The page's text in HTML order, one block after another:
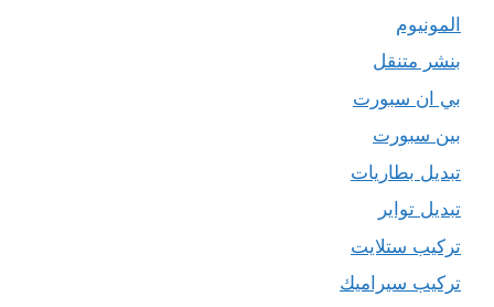
المونيوم
بنشر متنقل
بي ان سبورت
بين سبورت
تبديل بطاريات
تبديل تواير
تركيب ستلايت
تركيب سيراميك